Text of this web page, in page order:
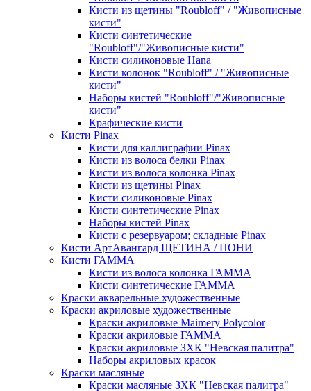
Кисти из щетины "Roubloff" / "Живописные
кисти"
Кисти синтетические
"Roubloff"/"Живописные кисти"
Кисти силиконовые Hana
Кисти колонок "Roubloff" / "Живописные
кисти"
Наборы кистей "Roubloff"/"Живописные
кисти"
Крафические кисти
Кисти Pinax
Кисти для каллиграфии Pinax
Кисти из волоса белки Pinax
Кисти из волоса колонка Pinax
Кисти из щетины Pinax
Кисти силиконовые Pinax
Кисти синтетические Pinax
Наборы кистей Pinax
Кисти с резервуаром; складные Pinax
Кисти АртАвангард ЩЕТИНА / ПОНИ
Кисти ГАММА
Кисти из волоса колонка ГАММА
Кисти синтетические ГАММА
Краски акварельные художественные
Краски акриловые художественные
Краски акриловые Maimery Polycolor
Краски акриловые ГАММА
Краски акриловые ЗХК "Невская палитра"
Наборы акриловых красок
Краски масляные
Краски масляные ЗХК "Невская палитра"